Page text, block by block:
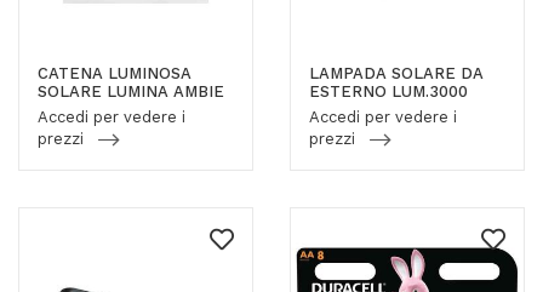
CATENA LUMINOSA
SOLARE LUMINA AMBIE
Accedi per vedere i
prezzi
LAMPADA SOLARE DA
ESTERNO LUM.3000
Accedi per vedere i
prezzi